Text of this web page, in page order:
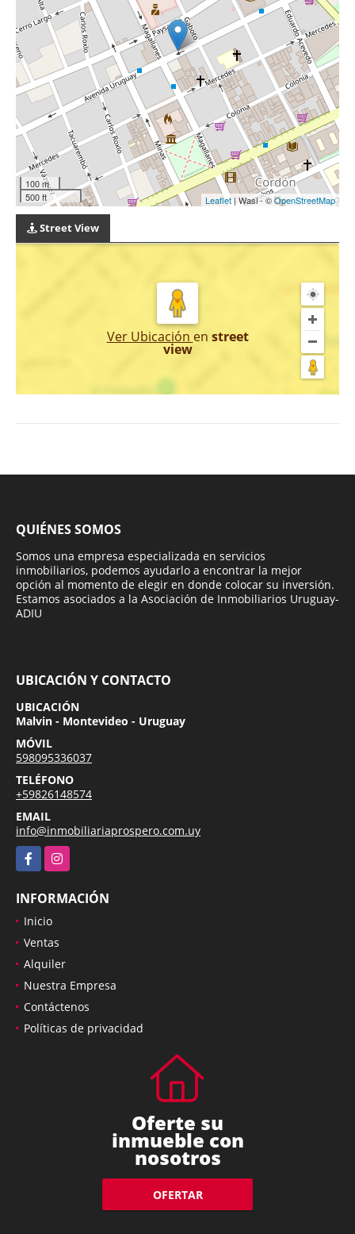
100 m
500 ft
Leaflet| Wasi - ©OpenStreetMap
Street View
Ver Ubicación en street
view
QUIÉNES SOMOS
Somos una empresa especializada en servicios
inmobiliarios, podemos ayudarlo a encontrar la mejor
opción al momento de elegir en donde colocar su inversión.
Estamos asociados a la Asociación de Inmobiliarios Uruguay-
ADIU
UBICACIÓN Y CONTACTO
UBICACIÓN
Malvin - Montevideo - Uruguay
MÓVIL
598095336037
TELÉFONO
+59826148574
EMAIL
info@inmobiliariaprospero.com.uy
FacebookInstagram
INFORMACIÓN
Inicio
Ventas
Alquiler
Nuestra Empresa
Contáctenos
Políticas de privacidad
Oferte su
inmueble con
nosotros
OFERTAR